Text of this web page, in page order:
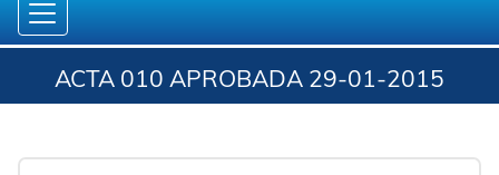
ACTA 010 APROBADA 29-01-2015